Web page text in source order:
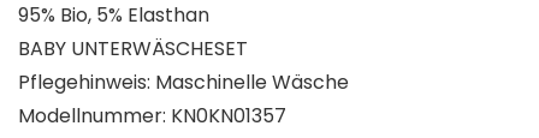
95% Bio, 5% Elasthan
BABY UNTERWÄSCHESET
Pflegehinweis: Maschinelle Wäsche
Modellnummer: KN0KN01357